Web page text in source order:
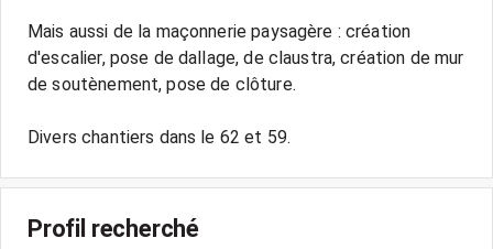
Mais aussi de la maçonnerie paysagère : création
d'escalier, pose de dallage, de claustra, création de mur
de soutènement, pose de clôture.
Divers chantiers dans le 62 et 59.
Profil recherché